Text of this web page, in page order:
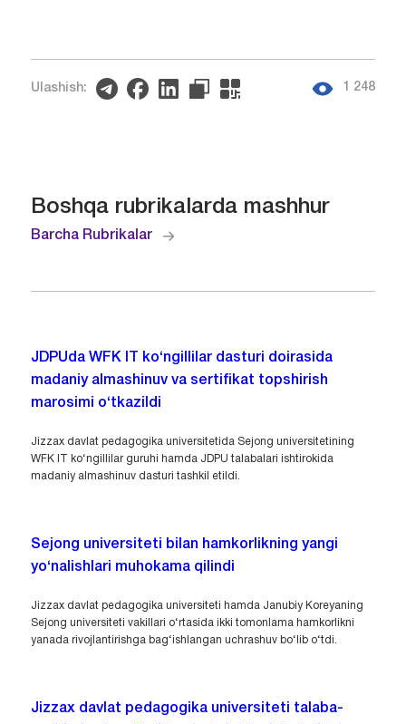
Ulashish: 1 248
Boshqa rubrikalarda mashhur
Barcha Rubrikalar
JDPUda WFK IT ko‘ngillilar dasturi doirasida
madaniy almashinuv va sertifikat topshirish
marosimi o‘tkazildi
Jizzax davlat pedagogika universitetida Sejong universitetining
WFK IT ko‘ngillilar guruhi hamda JDPU talabalari ishtirokida
madaniy almashinuv dasturi tashkil etildi.
Sejong universiteti bilan hamkorlikning yangi
yo‘nalishlari muhokama qilindi
Jizzax davlat pedagogika universiteti hamda Janubiy Koreyaning
Sejong universiteti vakillari o‘rtasida ikki tomonlama hamkorlikni
yanada rivojlantirishga bag‘ishlangan uchrashuv bo‘lib o‘tdi.
Jizzax davlat pedagogika universiteti talaba-